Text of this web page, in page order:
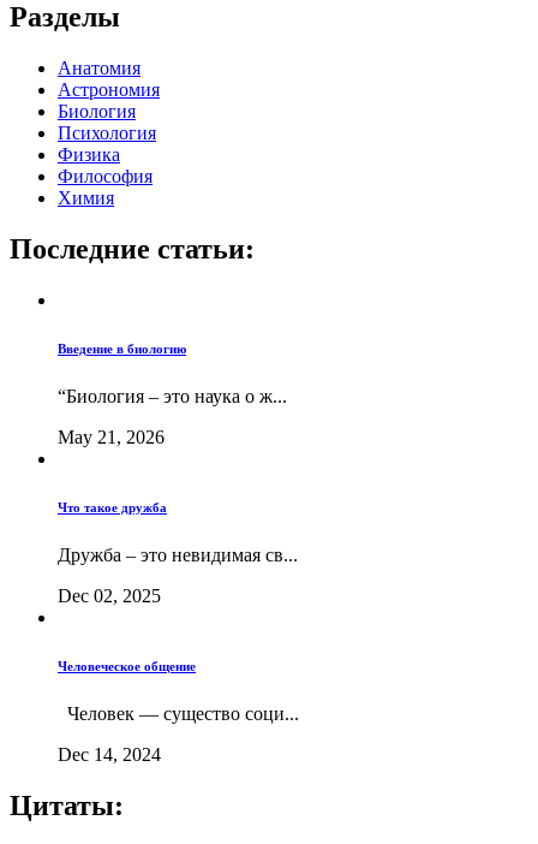
Разделы
Анатомия
Астрономия
Биология
Психология
Физика
Философия
Химия
Последние статьи:
Введение в биологию
“Биология – это наука о ж...
May 21, 2026
Что такое дружба
Дружба – это невидимая св...
Dec 02, 2025
Человеческое общение
Человек — существо соци...
Dec 14, 2024
Цитаты: